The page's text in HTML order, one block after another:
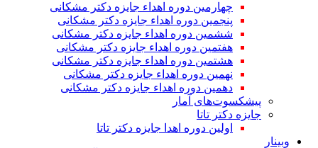
چهارمین دوره اهداء جایزه دکتر مشکانی
پنجمین دوره اهداء جایزه دکتر مشکانی
ششمین دوره اهداء جایزه دکتر مشکانی
هفتمین دوره اهداء جایزه دکتر مشکانی
هشتمین دوره اهداء جایزه دکتر مشکانی
نهمین دوره اهداء جایزه دکتر مشکانی
دهمین دوره اهداء جایزه دکتر مشکانی
پیشکسوت‌های آمار
جایزه دکتر تاتا
اولین دوره اهدا جایزه دکتر تاتا
وبینار